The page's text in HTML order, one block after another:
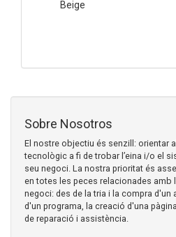
Beige
Sobre Nosotros
El nostre objectiu és senzill: orientar
tecnològic a fi de trobar l’eina i/o el
seu negoci. La nostra prioritat és
en totes les peces relacionades amb
negoci: des de la tria i la compra d'un
d'un programa, la creació d'una
de reparació i assistència.